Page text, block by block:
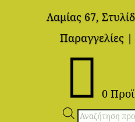
Λαμίας 67,
Παραγγελίες |
 0
Αναζήτηση